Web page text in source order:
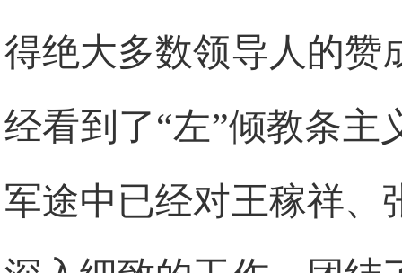
得绝大多数领导人的赞
经看到了“左”倾教条主
军途中已经对王稼祥、